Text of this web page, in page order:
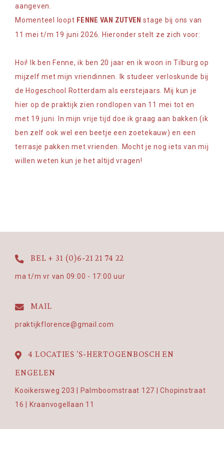
aangeven.
Momenteel loopt FENNE ​VAN ZUTVEN stage bij ons van
11 mei t/m 19 juni 2026. Hieronder stelt ze zich voor:
Hoi! Ik ben Fenne, ik ben 20 jaar en ik woon in Tilburg op
mijzelf met mijn vriendinnen. Ik studeer verloskunde bij
de Hogeschool Rotterdam als eerstejaars. Mij kun je
hier op de praktijk zien rondlopen van 11 mei tot en
met 19 juni. In mijn vrije tijd doe ik graag aan bakken (ik
ben zelf ook wel een beetje een zoetekauw) en een
terrasje pakken met vrienden. Mocht je nog iets van mij
willen weten kun je het altijd vragen!
BEL + 31 (0)6-21 21 74 22
ma t/m vr van 09:00 - 17:00 uur
MAIL
praktijkflorence@gmail.com
4 LOCATIES 'S-HERTOGENBOSCH EN
ENGELEN
Kooikersweg 203 | Palmboomstraat 127 | Chopinstraat
16 | Kraanvogellaan 11